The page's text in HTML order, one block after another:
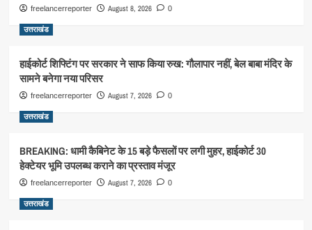
freelancerreporter August 8, 2026 0
उत्तराखंड
हाईकोर्ट शिफ्टिंग पर सरकार ने साफ किया रुख: गौलापार नहीं, बेल बाबा मंदिर के
सामने बनेगा नया परिसर
freelancerreporter August 7, 2026 0
उत्तराखंड
BREAKING: धामी कैबिनेट के 15 बड़े फैसलों पर लगी मुहर, हाईकोर्ट 30
हेक्टेयर भूमि उपलब्ध कराने का प्रस्ताव मंजूर
freelancerreporter August 7, 2026 0
उत्तराखंड